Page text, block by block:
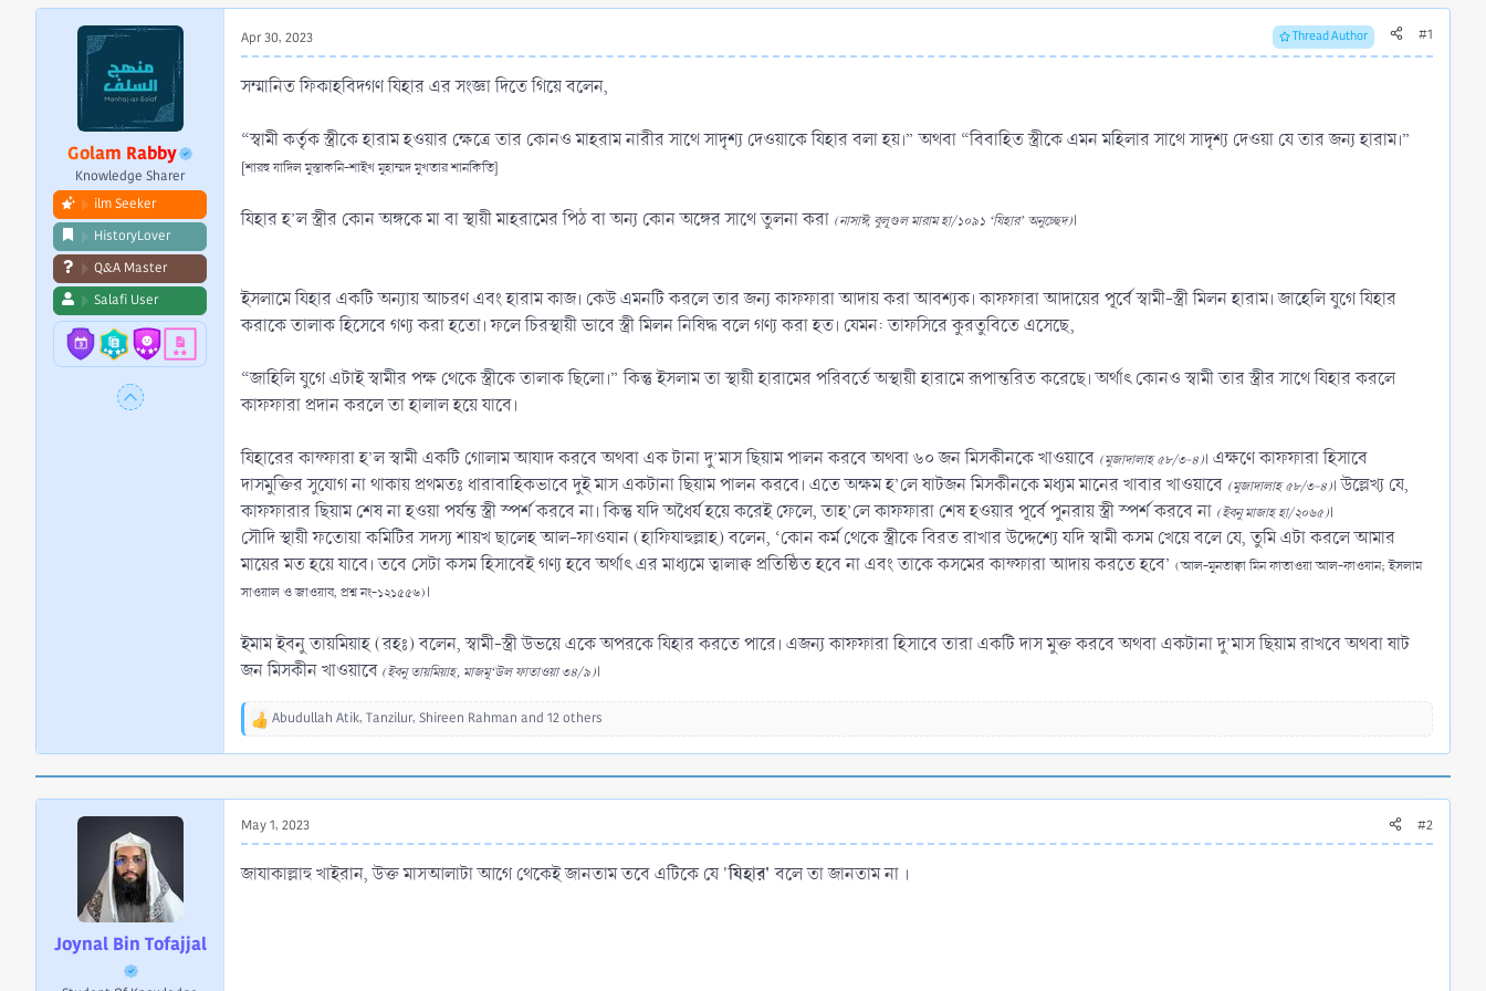
r
t
Golam Rabby
Knowledge Sharer
ilm Seeker
HistoryLover
Q&A Master
Salafi User
Apr 30, 2023 Thread Author #1
সম্মানিত ফিকাহবিদগণ যিহার এর সংজ্ঞা দিতে গিয়ে বলেন,
“স্বামী কর্তৃক স্ত্রীকে হারাম হওয়ার ক্ষেত্রে তার কোনও মাহরাম নারীর সাথে সাদৃশ্য দেওয়াকে যিহার বলা হয়।” অথবা “বিবাহিত স্ত্রীকে এমন মহিলার সাথে সাদৃশ্য দেওয়া যে তার জন্য হারাম।”
[শারহু যাদিল মুস্তাকনি-শাইখ মুহাম্মদ মুখতার শানকিতি]
যিহার হ’ল স্ত্রীর কোন অঙ্গকে মা বা স্থায়ী মাহরামের পিঠ বা অন্য কোন অঙ্গের সাথে তুলনা করা (নাসাঈ, বুলূগুল মারাম হা/১০৯১ ‘যিহার’ অনুচ্ছেদ)।
ইসলামে যিহার একটি অন্যায় আচরণ এবং হারাম কাজ। কেউ এমনটি করলে তার জন্য কাফফারা আদায় করা আবশ্যক। কাফফারা আদায়ের পূর্বে স্বামী-স্ত্রী মিলন হারাম। জাহেলি যুগে যিহার
করাকে তালাক হিসেবে গণ্য করা হতো। ফলে চিরস্থায়ী ভাবে স্ত্রী মিলন নিষিদ্ধ বলে গণ্য করা হত। যেমন: তাফসিরে কুরতুবিতে এসেছে,
“জাহিলি যুগে এটাই স্বামীর পক্ষ থেকে স্ত্রীকে তালাক ছিলো।” কিন্তু ইসলাম তা স্থায়ী হারামের পরিবর্তে অস্থায়ী হারামে রূপান্তরিত করেছে। অর্থাৎ কোনও স্বামী তার স্ত্রীর সাথে যিহার করলে
কাফফারা প্রদান করলে তা হালাল হয়ে যাবে।
যিহারের কাফ্ফারা হ’ল স্বামী একটি গোলাম আযাদ করবে অথবা এক টানা দু’মাস ছিয়াম পালন করবে অথবা ৬০ জন মিসকীনকে খাওয়াবে (মুজাদালাহ ৫৮/৩-৪)। এক্ষণে কাফফারা হিসাবে
দাসমুক্তির সুযোগ না থাকায় প্রথমতঃ ধারাবাহিকভাবে দুই মাস একটানা ছিয়াম পালন করবে। এতে অক্ষম হ’লে ষাটজন মিসকীনকে মধ্যম মানের খাবার খাওয়াবে (মুজাদালাহ ৫৮/৩-৪)। উল্লেখ্য যে,
কাফফারার ছিয়াম শেষ না হওয়া পর্যন্ত স্ত্রী স্পর্শ করবে না। কিন্তু যদি অধৈর্য হয়ে করেই ফেলে, তাহ’লে কাফফারা শেষ হওয়ার পূর্বে পুনরায় স্ত্রী স্পর্শ করবে না (ইবনু মাজাহ হা/২০৬৫)।
সৌদি স্থায়ী ফতোয়া কমিটির সদস্য শায়খ ছালেহ আল-ফাওযান (হাফিযাহুল্লাহ) বলেন, ‘কোন কর্ম থেকে স্ত্রীকে বিরত রাখার উদ্দেশ্যে যদি স্বামী কসম খেয়ে বলে যে, তুমি এটা করলে আমার
মায়ের মত হয়ে যাবে। তবে সেটা কসম হিসাবেই গণ্য হবে অর্থাৎ এর মাধ্যমে ত্বালাক্ব প্রতিষ্ঠিত হবে না এবং তাকে কসমের কাফ্ফারা আদায় করতে হবে’ (আল-মুনতাক্বা মিন ফাতাওয়া আল-ফাওযান; ইসলাম
সাওয়াল ও জাওয়াব, প্রশ্ন নং-১২১৫৫৬)।
ইমাম ইবনু তায়মিয়াহ (রহঃ) বলেন, স্বামী-স্ত্রী উভয়ে একে অপরকে যিহার করতে পারে। এজন্য কাফফারা হিসাবে তারা একটি দাস মুক্ত করবে অথবা একটানা দু’মাস ছিয়াম রাখবে অথবা ষাট
জন মিসকীন খাওয়াবে (ইবনু তায়মিয়াহ, মাজমূ‘উল ফাতাওয়া ৩৪/৯)।
R
t
i
o
n
s
Abudullah Atik, Tanzilur, Shireen Rahman and 12 others
Joynal Bin Tofajjal
May 1, 2023 #2
জাযাকাল্লাহু খাইরান, উক্ত মাসআলাটা আগে থেকেই জানতাম তবে এটিকে যে 'যিহার'বলে তা জানতাম না ।